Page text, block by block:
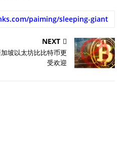
paiming/sleeping-giant
NEXT
坡以太坊比比特币更
受欢迎